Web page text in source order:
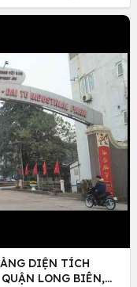
DIỆN TÍCH
LONG BIÊN,